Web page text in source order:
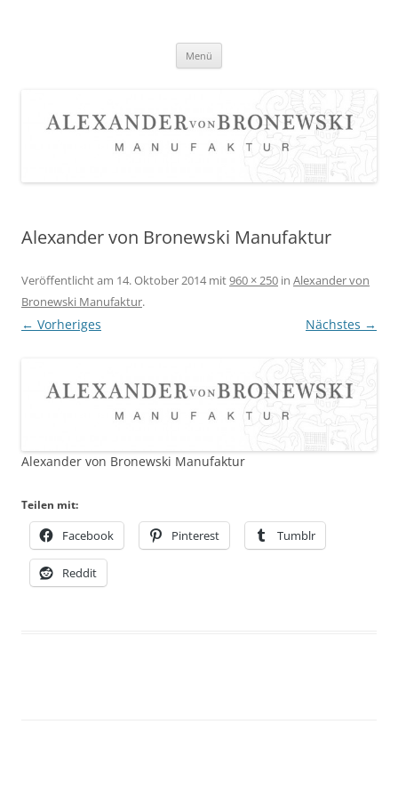
Menü
Alexander von Bronewski Manufaktur
Veröffentlicht am 14. Oktober 2014mit960 × 250 in Alexander von
Bronewski Manufaktur.
← Vorheriges Nächstes →
Alexander von Bronewski Manufaktur
Teilen mit:
Facebook Pinterest Tumblr
Reddit